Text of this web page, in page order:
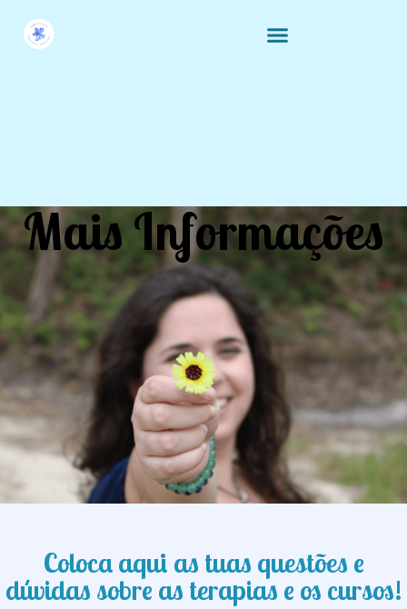
Mais Informações
Coloca aqui as tuas questões e
dúvidas sobre as terapias e os cursos!